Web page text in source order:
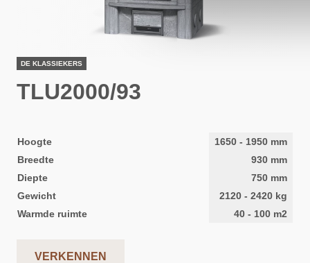
DE KLASSIEKERS
TLU2000/93
Hoogte 1650 - 1950 mm
Breedte
930 mm
Diepte
750 mm
Gewicht
2120 - 2420 kg
Warmde ruimte
40 - 100 m2
VERKENNEN